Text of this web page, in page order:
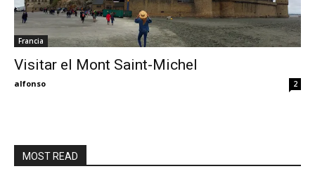
My
Francia
Visitar el Mont Saint-Michel
alfonso 2
MOST READ